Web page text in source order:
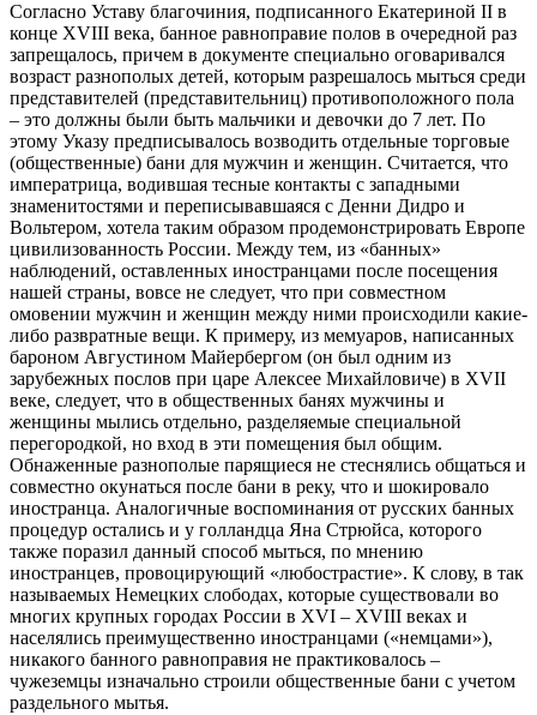
Согласно Уставу благочиния, подписанного Екатериной II в
конце XVIII века, банное равноправие полов в очередной раз
запрещалось, причем в документе специально оговаривался
возраст разнополых детей, которым разрешалось мыться среди
представителей (представительниц) противоположного пола
– это должны были быть мальчики и девочки до 7 лет. По
этому Указу предписывалось возводить отдельные торговые
(общественные) бани для мужчин и женщин. Считается, что
императрица, водившая тесные контакты с западными
знаменитостями и переписывавшаяся с Денни Дидро и
Вольтером, хотела таким образом продемонстрировать Европе
цивилизованность России. Между тем, из «банных»
наблюдений, оставленных иностранцами после посещения
нашей страны, вовсе не следует, что при совместном
омовении мужчин и женщин между ними происходили какие-
либо развратные вещи. К примеру, из мемуаров, написанных
бароном Августином Майербергом (он был одним из
зарубежных послов при царе Алексее Михайловиче) в XVII
веке, следует, что в общественных банях мужчины и
женщины мылись отдельно, разделяемые специальной
перегородкой, но вход в эти помещения был общим.
Обнаженные разнополые парящиеся не стеснялись общаться и
совместно окунаться после бани в реку, что и шокировало
иностранца. Аналогичные воспоминания от русских банных
процедур остались и у голландца Яна Стрюйса, которого
также поразил данный способ мыться, по мнению
иностранцев, провоцирующий «любострастие». К слову, в так
называемых Немецких слободах, которые существовали во
многих крупных городах России в XVI – XVIII веках и
населялись преимущественно иностранцами («немцами»),
никакого банного равноправия не практиковалось –
чужеземцы изначально строили общественные бани с учетом
раздельного мытья.